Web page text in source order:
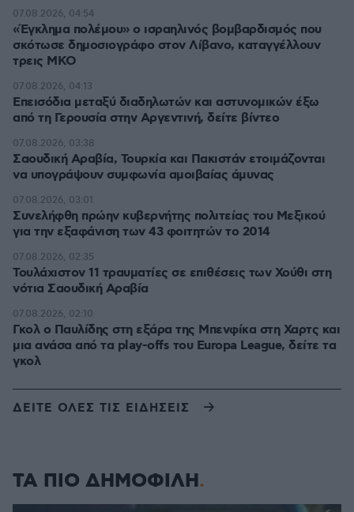
«Έγκλημα πολέμου» ο ισραηλινός βομβαρδισμός που
σκότωσε δημοσιογράφο στον Λίβανο, καταγγέλλουν
τρεις ΜΚΟ
07.08.2026, 04:54
Επεισόδια μεταξύ διαδηλωτών και αστυνομικών έξω
από τη Γερουσία στην Αργεντινή, δείτε βίντεο
07.08.2026, 04:13
Σαουδική Αραβία, Τουρκία και Πακιστάν ετοιμάζονται
να υπογράψουν συμφωνία αμοιβαίας άμυνας
07.08.2026, 03:38
Συνελήφθη πρώην κυβερνήτης πολιτείας του Μεξικού
για την εξαφάνιση των 43 φοιτητών το 2014
07.08.2026, 03:01
Τουλάχιστον 11 τραυματίες σε επιθέσεις των Χούθι στη
νότια Σαουδική Αραβία
07.08.2026, 02:35
Γκολ ο Παυλίδης στη εξάρα της Μπενφίκα στη Χαρτς και
μια ανάσα από τα play-offs του Europa League, δείτε τα
γκολ
07.08.2026, 02:10
ΔΕΙΤΕ ΟΛΕΣ ΤΙΣ ΕΙΔΗΣΕΙΣ
ΤΑ ΠΙΟ ΔΗΜΟΦΙΛΗ